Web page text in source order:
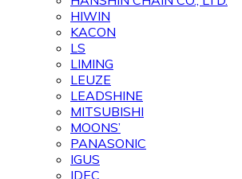
HIWIN
KACON
LS
LIMING
LEUZE
LEADSHINE
MITSUBISHI
MOONS’
PANASONIC
IGUS
IDEC